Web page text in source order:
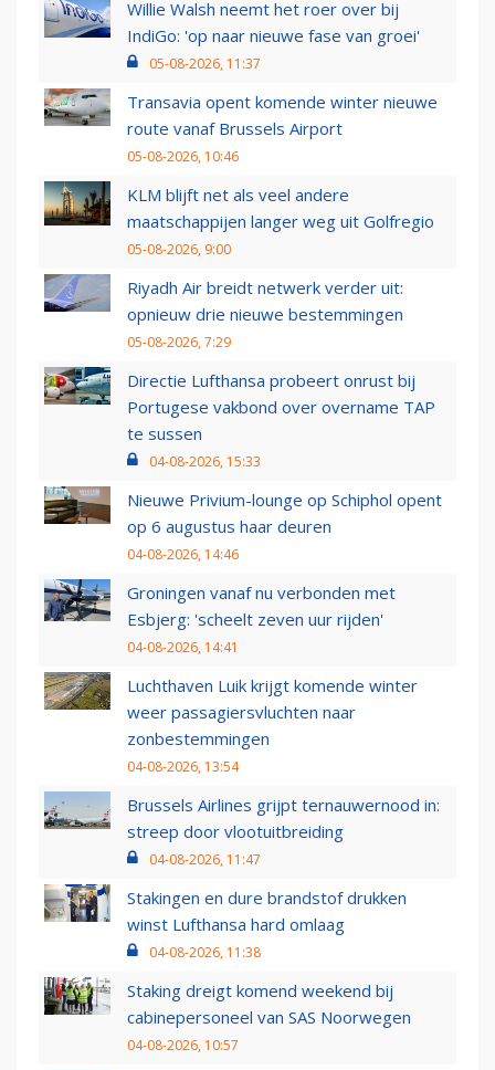
Willie Walsh neemt het roer over bij
IndiGo: 'op naar nieuwe fase van groei'
05-08-2026, 11:37
Transavia opent komende winter nieuwe
route vanaf Brussels Airport
05-08-2026, 10:46
KLM blijft net als veel andere
maatschappijen langer weg uit Golfregio
05-08-2026, 9:00
Riyadh Air breidt netwerk verder uit:
opnieuw drie nieuwe bestemmingen
05-08-2026, 7:29
Directie Lufthansa probeert onrust bij
Portugese vakbond over overname TAP
te sussen
04-08-2026, 15:33
Nieuwe Privium-lounge op Schiphol opent
op 6 augustus haar deuren
04-08-2026, 14:46
Groningen vanaf nu verbonden met
Esbjerg: 'scheelt zeven uur rijden'
04-08-2026, 14:41
Luchthaven Luik krijgt komende winter
weer passagiersvluchten naar
zonbestemmingen
04-08-2026, 13:54
Brussels Airlines grijpt ternauwernood in:
streep door vlootuitbreiding
04-08-2026, 11:47
Stakingen en dure brandstof drukken
winst Lufthansa hard omlaag
04-08-2026, 11:38
Staking dreigt komend weekend bij
cabinepersoneel van SAS Noorwegen
04-08-2026, 10:57